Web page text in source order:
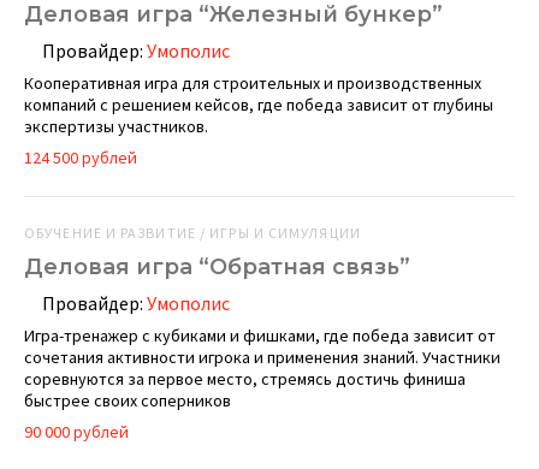
Деловая игра “Железный бункер”
Провайдер: Умополис
Кооперативная игра для строительных и производственных
компаний с решением кейсов, где победа зависит от глубины
экспертизы участников.
124 500 рублей
ОБУЧЕНИЕ И РАЗВИТИЕ / ИГРЫ И СИМУЛЯЦИИ
Деловая игра “Обратная связь”
Провайдер: Умополис
Игра-тренажер с кубиками и фишками, где победа зависит от
сочетания активности игрока и применения знаний. Участники
соревнуются за первое место, стремясь достичь финиша
быстрее своих соперников
90 000 рублей